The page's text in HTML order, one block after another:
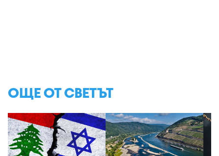
ОЩЕ ОТ СВЕТЪТ